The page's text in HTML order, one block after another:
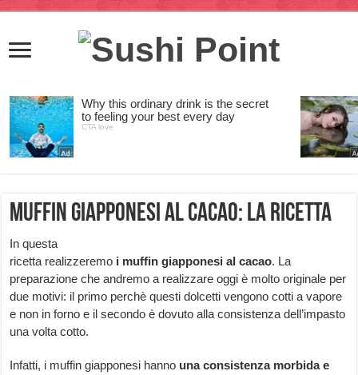
Muffin Giapponesi al cacao: la ricetta
In questa
ricetta realizzeremo i muffin giapponesi al cacao. La
preparazione che andremo a realizzare oggi è molto originale per
due motivi: il primo perchè questi dolcetti vengono cotti a vapore
e non in forno e il secondo è dovuto alla consistenza dell’impasto
una volta cotto.
Infatti, i muffin giapponesi hanno una consistenza morbida e